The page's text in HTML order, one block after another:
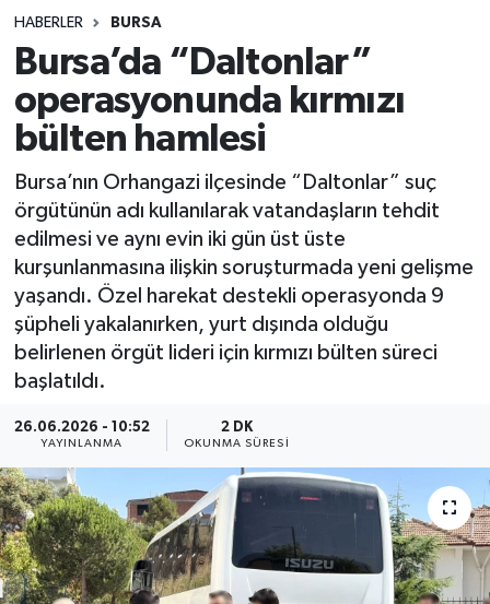
HABERLER BURSA
Bursa’da “Daltonlar”
operasyonunda kırmızı
bülten hamlesi
Bursa’nın Orhangazi ilçesinde “Daltonlar” suç
örgütünün adı kullanılarak vatandaşların tehdit
edilmesi ve aynı evin iki gün üst üste
kurşunlanmasına ilişkin soruşturmada yeni gelişme
yaşandı. Özel harekat destekli operasyonda 9
şüpheli yakalanırken, yurt dışında olduğu
belirlenen örgüt lideri için kırmızı bülten süreci
başlatıldı.
26.06.2026 - 10:52
YAYINLANMA
2 DK
OKUNMA SÜRESI
Spor
Teknoloji
Yaşam